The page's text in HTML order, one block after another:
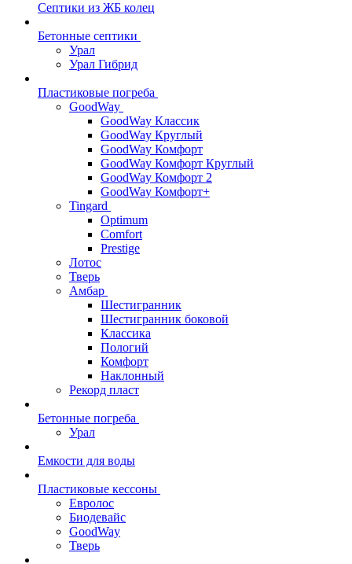
Септики из ЖБ колец
Бетонные септики
Урал
Урал Гибрид
Пластиковые погреба
GoodWay
GoodWay Классик
GoodWay Круглый
GoodWay Комфорт
GoodWay Комфорт Круглый
GoodWay Комфорт 2
GoodWay Комфорт+
Tingard
Optimum
Comfort
Prestige
Лотос
Тверь
Амбар
Шестигранник
Шестигранник боковой
Классика
Пологий
Комфорт
Наклонный
Рекорд пласт
Бетонные погреба
Урал
Емкости для воды
Пластиковые кессоны
Евролос
Биодевайс
GoodWay
Тверь